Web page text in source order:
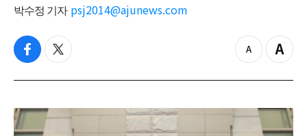
박수정 기자 psj2014@ajunews.com
f
c
b
o
t
i
t
e
z
o
o
u
Z
o
i